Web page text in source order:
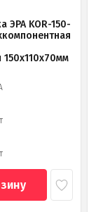
ЭРА KOR-150-